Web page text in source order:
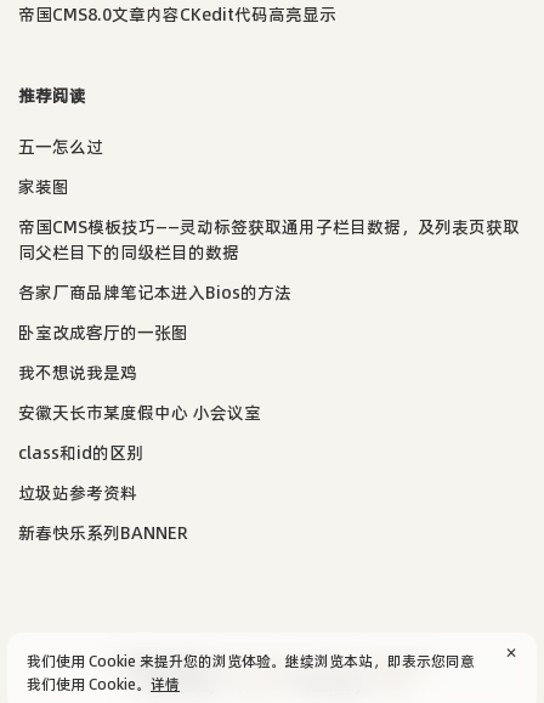
帝国CMS8.0文章内容CKedit代码高亮显示
推荐阅读
五一怎么过
家装图
帝国CMS模板技巧——灵动标签获取通用子栏目数据，及列表页获取
同父栏目下的同级栏目的数据
各家厂商品牌笔记本进入Bios的方法
卧室改成客厅的一张图
我不想说我是鸡
安徽天长市某度假中心 小会议室
class和id的区别
垃圾站参考资料
新春快乐系列BANNER
© 2004-2026aijun's blog/SiteMap.隐私政策
Powered by:
✕
我们使用 Cookie 来提升您的浏览体验。继续浏览本站，即表示您同意
我们使用 Cookie。 详情